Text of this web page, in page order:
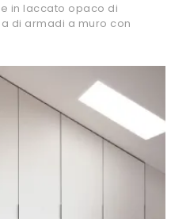
in laccato opaco di
di armadi a muro con